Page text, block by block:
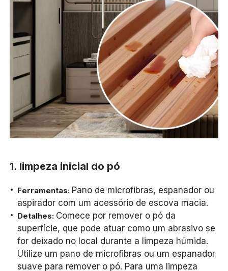
1. limpeza inicial do pó
Ferramentas: Pano de microfibras, espanador ou
aspirador com um acessório de escova macia.
Detalhes: Comece por remover o pó da
superfície, que pode atuar como um abrasivo se
for deixado no local durante a limpeza húmida.
Utilize um pano de microfibras ou um espanador
suave para remover o pó. Para uma limpeza